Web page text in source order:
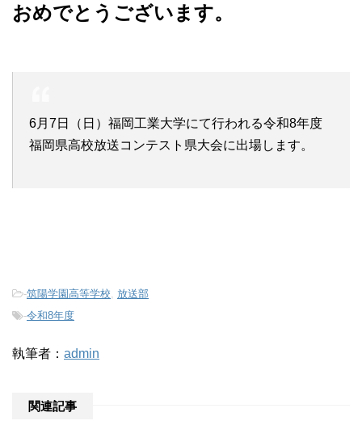
おめでとうございます。
6月7日（日）福岡工業大学にて行われる令和8年度
福岡県高校放送コンテスト県大会に出場します。
-筑陽学園高等学校
放送部
-令和8年度
執筆者： admin
関連記事